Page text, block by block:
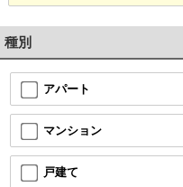
種別
アパート
マンション
戸建て